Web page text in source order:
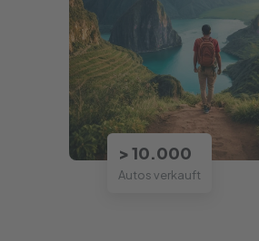
> 10.000
Autos verkauft